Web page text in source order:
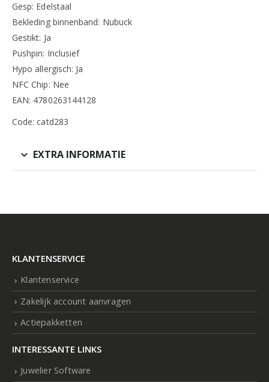
Gesp: Edelstaal
Bekleding binnenband: Nubuck
Gestikt: Ja
Pushpin: Inclusief
Hypo allergisch: Ja
NFC Chip: Nee
EAN: 4780263144128
Code: catd283
EXTRA INFORMATIE
KLANTENSERVICE
Klantenservice
Zakelijk account aanvragen
Actiepakketten
INTERESSANTE LINKS
Juwelier Software